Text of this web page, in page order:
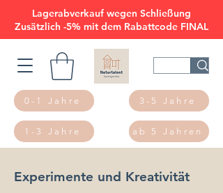
0-1 Jahre
1-3 Jahre
3-5 Jahre
ab 5 Jahren
Lagerabverkauf wegen Schließung
Zusätzlich -5% mit dem Rabattcode FINAL
Experimente und Kreativität